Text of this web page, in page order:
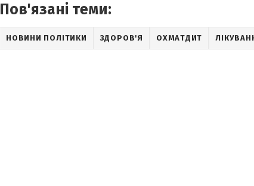
Пов'язані теми:
НОВИНИ ПОЛІТИКИ ЗДОРОВ'Я ОХМАТДИТ